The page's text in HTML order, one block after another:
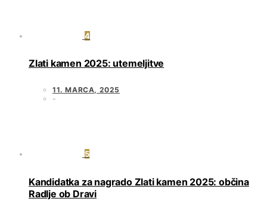
4
Zlati kamen 2025: utemeljitve
11. MARCA, 2025
5
Kandidatka za nagrado Zlati kamen 2025: občina
Radlje ob Dravi